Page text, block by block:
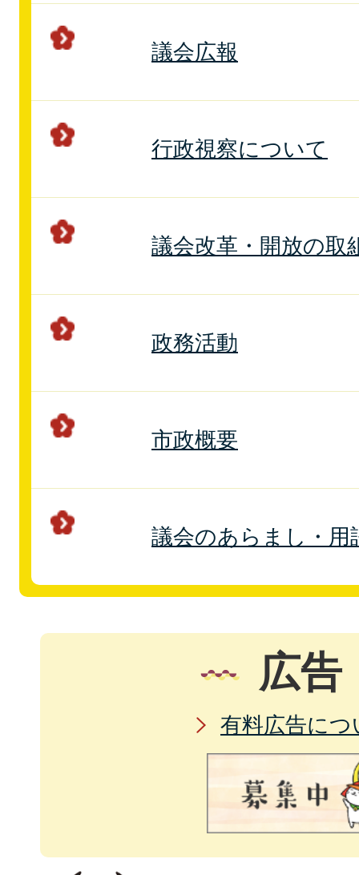
議会広報
行政視察について
議会改革・開放の取
政務活動
市政概要
議会のあらまし・用
広告
有料広告につ